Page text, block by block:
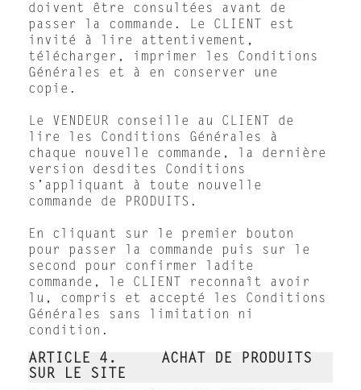
doivent être consultées avant de
passer la commande. Le CLIENT est
invité à lire attentivement,
télécharger, imprimer les Conditions
Générales et à en conserver une
copie.
Le VENDEUR conseille au CLIENT de
lire les Conditions Générales à
chaque nouvelle commande, la dernière
version desdites Conditions
s’appliquant à toute nouvelle
commande de PRODUITS.
En cliquant sur le premier bouton
pour passer la commande puis sur le
second pour confirmer ladite
commande, le CLIENT reconnaît avoir
lu, compris et accepté les Conditions
Générales sans limitation ni
condition.
ARTICLE 4. ACHAT DE PRODUITS
SUR LE SITE